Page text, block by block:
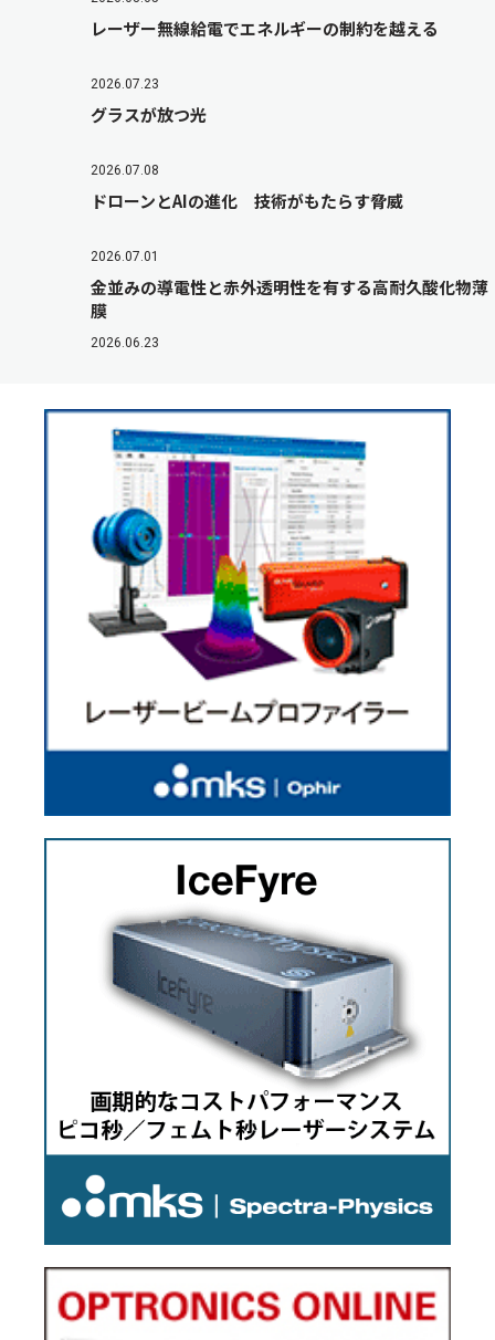
レーザー無線給電でエネルギーの制約を越える
2026.07.23
グラスが放つ光
2026.07.08
ドローンとAIの進化 技術がもたらす脅威
2026.07.01
金並みの導電性と赤外透明性を有する高耐久酸化物薄
膜
2026.06.23